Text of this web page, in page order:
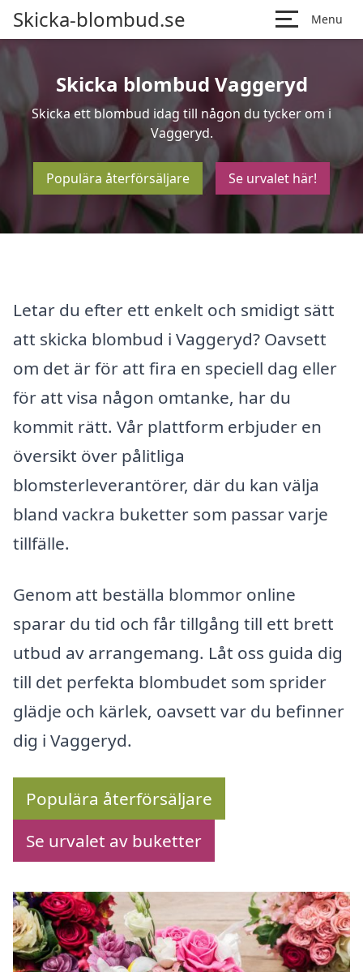
Skicka-blombud.se Menu
Skicka blombud Vaggeryd
Skicka ett blombud idag till någon du tycker om i
Vaggeryd.
Populära återförsäljare Se urvalet här!
Letar du efter ett enkelt och smidigt sätt
att skicka blombud i Vaggeryd? Oavsett
om det är för att fira en speciell dag eller
för att visa någon omtanke, har du
kommit rätt. Vår plattform erbjuder en
översikt över pålitliga
blomsterleverantörer, där du kan välja
bland vackra buketter som passar varje
tillfälle.
Genom att beställa blommor online
sparar du tid och får tillgång till ett brett
utbud av arrangemang. Låt oss guida dig
till det perfekta blombudet som sprider
glädje och kärlek, oavsett var du befinner
dig i Vaggeryd.
Populära återförsäljare
Se urvalet av buketter